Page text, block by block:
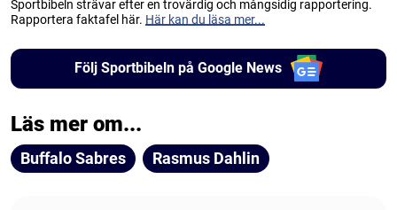
Sportbibeln strävar efter en trovärdig och mångsidig rapportering.
Rapportera faktafel här. Här kan du läsa mer...
Följ Sportbibeln på Google News
Läs mer om...
Buffalo Sabres Rasmus Dahlin